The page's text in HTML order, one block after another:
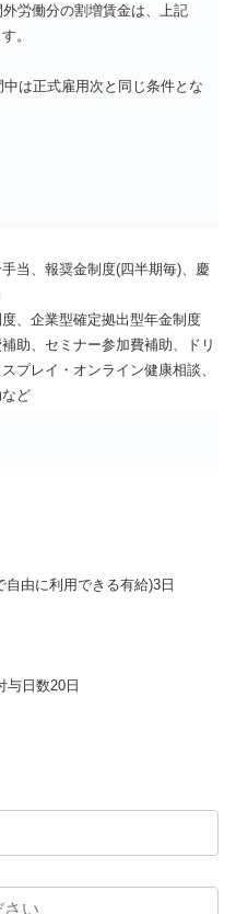
労働分の割増賃金は、上記
。
は正式雇用次と同じ条件とな
当、報奨金制度(四半期毎)、慶
、企業型確定拠出型年金制度
助、セミナー参加費補助、ドリ
プレイ・オンライン健康相談、
ど
由に利用できる有給)3日
与日数20日